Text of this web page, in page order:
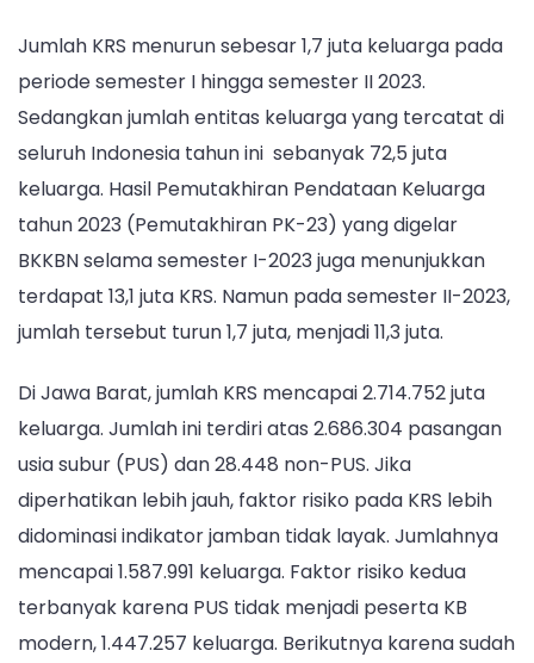
Jumlah KRS menurun sebesar 1,7 juta keluarga pada
periode semester I hingga semester II 2023.
Sedangkan jumlah entitas keluarga yang tercatat di
seluruh Indonesia tahun ini sebanyak 72,5 juta
keluarga. Hasil Pemutakhiran Pendataan Keluarga
tahun 2023 (Pemutakhiran PK-23) yang digelar
BKKBN selama semester I-2023 juga menunjukkan
terdapat 13,1 juta KRS. Namun pada semester II-2023,
jumlah tersebut turun 1,7 juta, menjadi 11,3 juta.
Di Jawa Barat, jumlah KRS mencapai 2.714.752 juta
keluarga. Jumlah ini terdiri atas 2.686.304 pasangan
usia subur (PUS) dan 28.448 non-PUS. Jika
diperhatikan lebih jauh, faktor risiko pada KRS lebih
didominasi indikator jamban tidak layak. Jumlahnya
mencapai 1.587.991 keluarga. Faktor risiko kedua
terbanyak karena PUS tidak menjadi peserta KB
modern, 1.447.257 keluarga. Berikutnya karena sudah